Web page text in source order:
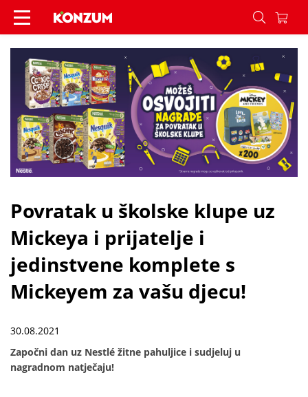
Povratak u školske klupe uz Mickeya i prijatelje
Povratak u školske klupe uz
Mickeya i prijatelje i
jedinstvene komplete s
Mickeyem za vašu djecu!
30.08.2021
Započni dan uz Nestlé žitne pahuljice i sudjeluj u
nagradnom natječaju!